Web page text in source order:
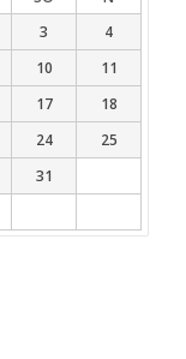
3
4
10
11
17
18
24
25
31